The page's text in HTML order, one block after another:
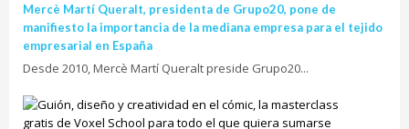
Mercè Martí Queralt, presidenta de Grupo20, pone de
manifiesto la importancia de la mediana empresa para el tejido
empresarial en España
Desde 2010, Mercè Martí Queralt preside Grupo20...